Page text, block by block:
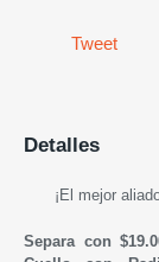
Tweet
Detalles
¡El mejor
Separa con